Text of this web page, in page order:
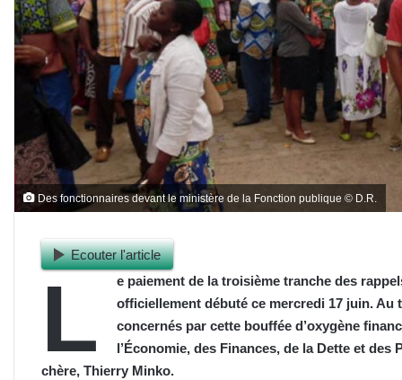
Des fonctionnaires devant le ministère de la Fonction publique © D.R.
Ecouter l'article
L
e paiement de la troisième tranche des
officiellement débuté ce mercredi 17 juin. Au
concernés par cette bouffée d’oxygène
l’Économie, des Finances, de la Dette et
chère, Thierry Minko.